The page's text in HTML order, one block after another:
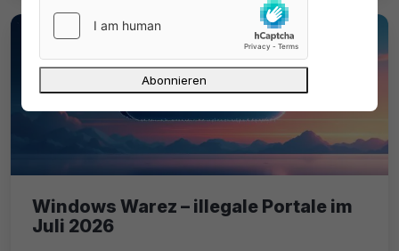
Windows Warez – illegale Portale im
Juli 2026